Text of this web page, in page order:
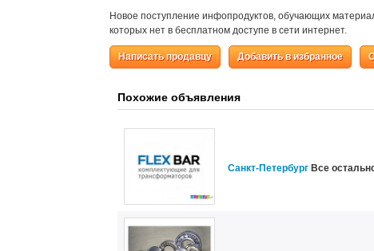
Новое поступление инфопродуктов, обучающих
которых нет в бесплатном доступе в сети интернет.
Написать продавцу Добавить в избранное
Похожие объявления
Санкт-Петербург Все